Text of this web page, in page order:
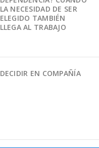
LA NECESIDAD DE SER
ELEGIDO TAMBIÉN
LLEGA AL TRABAJO
DECIDIR EN COMPAÑÍA